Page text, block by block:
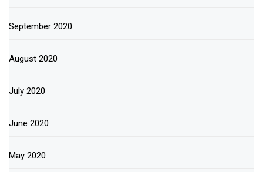
September 2020
August 2020
July 2020
June 2020
May 2020